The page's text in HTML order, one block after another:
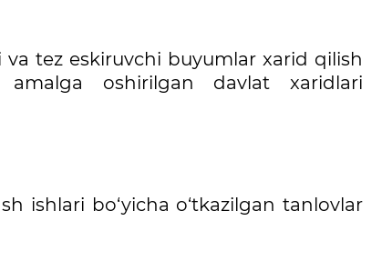
tez eskiruvchi buyumlar xarid qilish
oshirilgan davlat xaridlari
ishlari bo‘yicha o‘tkazilgan tanlovlar